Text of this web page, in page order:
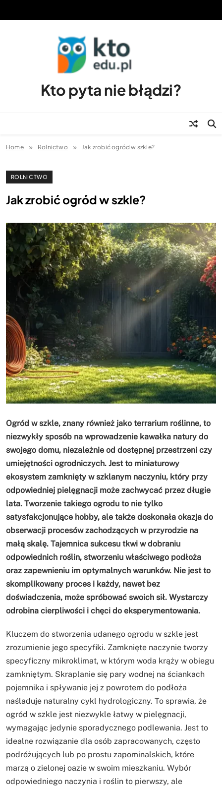
Kto pyta nie błądzi?
Home Rolnictwo Jak zrobić ogród w szkle?
ROLNICTWO
Jak zrobić ogród w szkle?
Ogród w szkle, znany również jako terrarium roślinne, to
niezwykły sposób na wprowadzenie kawałka natury do
swojego domu, niezależnie od dostępnej przestrzeni czy
umiejętności ogrodniczych. Jest to miniaturowy
ekosystem zamknięty w szklanym naczyniu, który przy
odpowiedniej pielęgnacji może zachwycać przez długie
lata. Tworzenie takiego ogrodu to nie tylko
satysfakcjonujące hobby, ale także doskonała okazja do
obserwacji procesów zachodzących w przyrodzie na
małą skalę. Tajemnica sukcesu tkwi w dobraniu
odpowiednich roślin, stworzeniu właściwego podłoża
oraz zapewnieniu im optymalnych warunków. Nie jest to
skomplikowany proces i każdy, nawet bez
doświadczenia, może spróbować swoich sił. Wystarczy
odrobina cierpliwości i chęci do eksperymentowania.
Kluczem do stworzenia udanego ogrodu w szkle jest
zrozumienie jego specyfiki. Zamknięte naczynie tworzy
specyficzny mikroklimat, w którym woda krąży w obiegu
zamkniętym. Skraplanie się pary wodnej na ściankach
pojemnika i spływanie jej z powrotem do podłoża
naśladuje naturalny cykl hydrologiczny. To sprawia, że
ogród w szkle jest niezwykle łatwy w pielęgnacji,
wymagając jedynie sporadycznego podlewania. Jest to
idealne rozwiązanie dla osób zapracowanych, często
podróżujących lub po prostu zapominalskich, które
marzą o zielonej oazie w swoim mieszkaniu. Wybór
odpowiedniego naczynia i roślin to pierwszy, ale